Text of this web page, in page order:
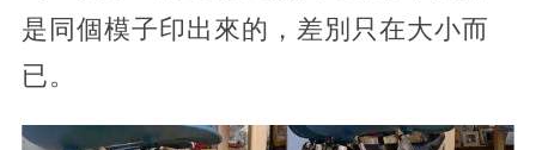
是同個模子印出來的，差別只在大小而
已。